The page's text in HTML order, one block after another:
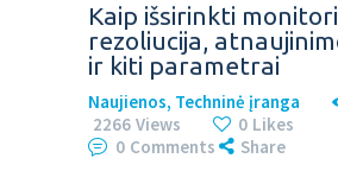
Kaip išsirinkti
rezoliucija,
ir kiti parametrai
Naujienos, Techninė įranga
2266 Views 0 Likes
0 Comments Share